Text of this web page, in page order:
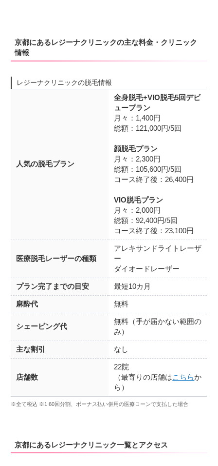
京都にあるレジーナクリニックの主な料金・クリニック
情報
レジーナクリニックの脱毛情報
人気の脱毛プラン
全身脱毛+VIO脱毛5回デビ
ュープラン
月々：1,400円
総額：121,000円/5回
顔脱毛プラン
月々：2,300円
総額：105,600円/5回
コース終了後：26,400円
VIO脱毛プラン
月々：2,000円
総額：92,400円/5回
コース終了後：23,100円
医療脱毛レーザーの種類
アレキサンドライトレーザ
ー
ダイオードレーザー
プラン完了までの目安 最短10カ月
麻酔代 無料
シェービング代
無料（手が届かない範囲の
み）
主な割引 なし
店舗数
22院
（最寄りの店舗はこちらか
ら）
※全て税込 ※1 60回分割、ボーナス払い併用の医療ローンで支払した場合
京都にあるレジーナクリニック一覧とアクセス